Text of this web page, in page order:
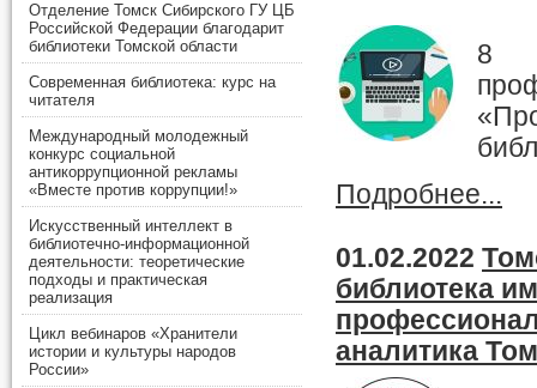
Отделение Томск Сибирского ГУ ЦБ
Российской Федерации благодарит
библиотеки Томской области
Современная библиотека: курс на
читателя
Международный молодежный
конкурс социальной
антикоррупционной рекламы
«Вместе против коррупции!»
Искусственный интеллект в
библиотечно-информационной
деятельности: теоретические
подходы и практическая
реализация
Цикл вебинаров «Хранители
истории и культуры народов
России»
8
Подробнее...
01.02.2022
библиотека
аналитика